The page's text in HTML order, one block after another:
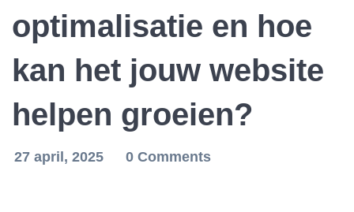
optimalisatie en hoe
kan het jouw website
helpen groeien?
27 april, 2025 0 Comments